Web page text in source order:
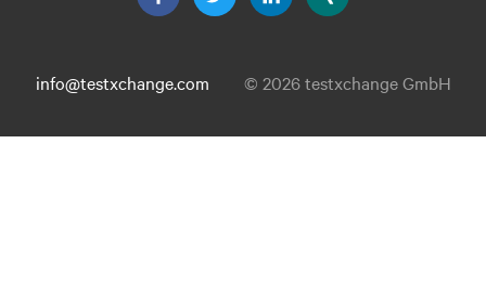
info@testxchange.com © 2026 testxchange GmbH